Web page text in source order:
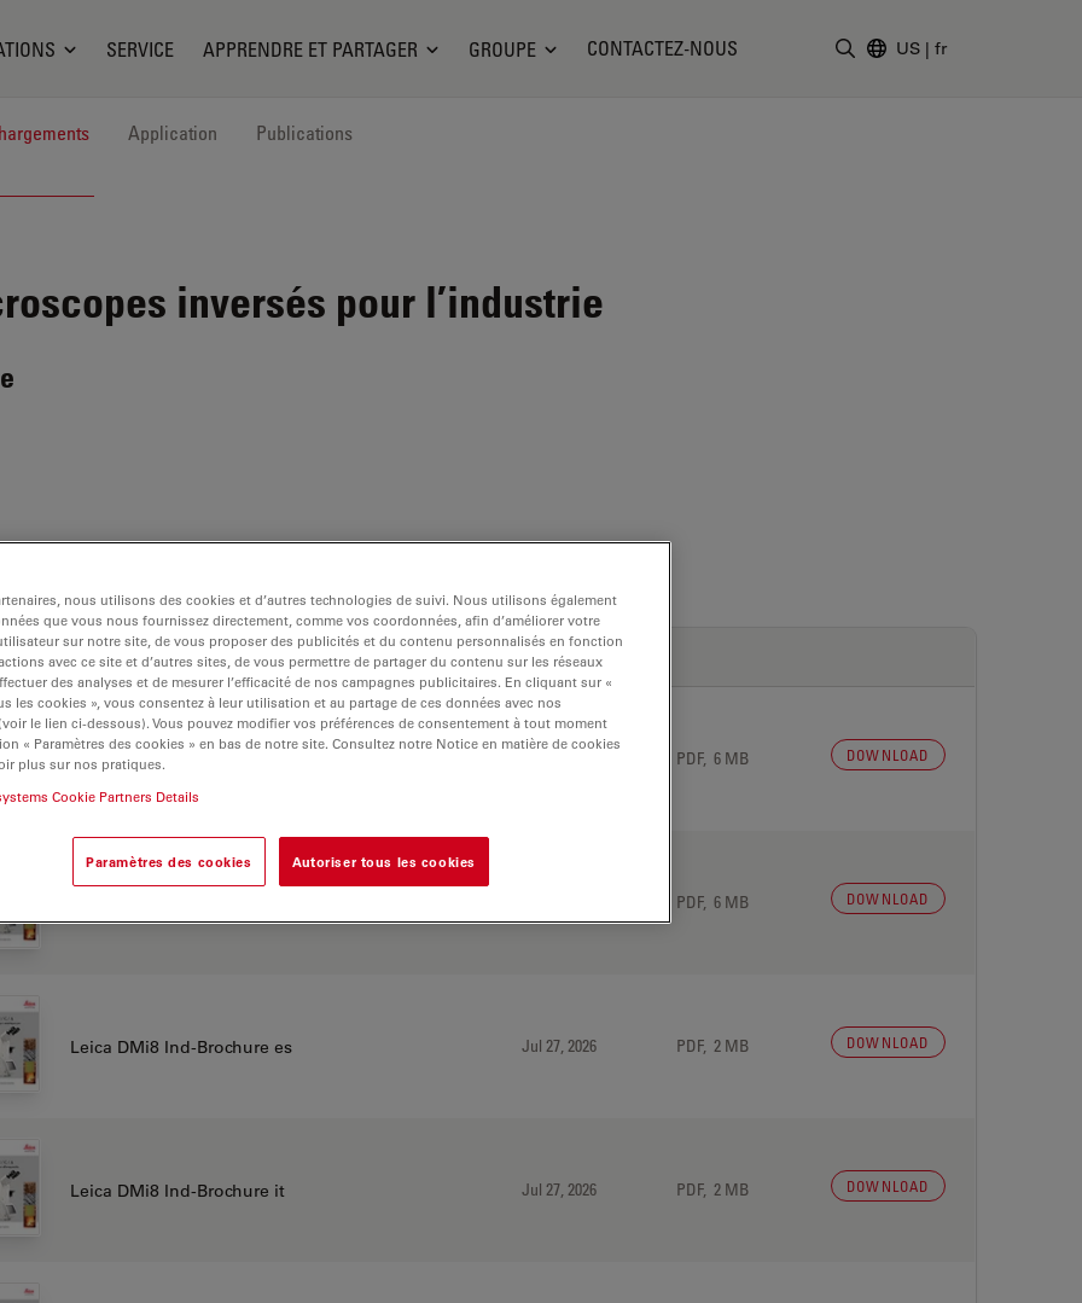
SERVICE APPRENDRE ET PARTAGER GROUPE CONTACTEZ-NOUS US | fr
Application Publications
inversés pour l’industrie
ID
OR FLYER
Leica DMi8 Ind-Brochure de PDF, 6 MB DOWNLOAD
PDF, 6 MB DOWNLOAD
Leica DMi8 Ind-Brochure es Jul 27, 2026 PDF, 2 MB DOWNLOAD
Leica DMi8 Ind-Brochure it Jul 27, 2026 PDF, 2 MB DOWNLOAD
nous utilisons des cookies et d’autres technologies de suivi. Nous utilisons également
que vous nous fournissez directement, comme vos coordonnées, afin d’améliorer votre
sur notre site, de vous proposer des publicités et du contenu personnalisés en fonction
avec ce site et d’autres sites, de vous permettre de partager du contenu sur les réseaux
des analyses et de mesurer l’efficacité de nos campagnes publicitaires. En cliquant sur «
les cookies », vous consentez à leur utilisation et au partage de ces données avec nos
le lien ci-dessous). Vous pouvez modifier vos préférences de consentement à tout moment
« Paramètres des cookies » en bas de notre site. Consultez notre Notice en matière de cookies
plus sur nos pratiques.
Cookie Partners Details
Paramètres des cookies Autoriser tous les cookies